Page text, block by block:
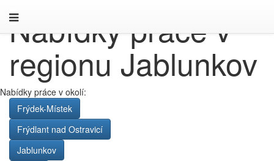
Nabídky práce v
regionu Jablunkov
Nabídky práce v okolí:
Frýdek-Místek
Frýdlant nad Ostravicí
Jablunkov